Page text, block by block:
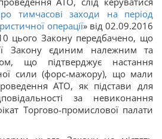
тимчасові заходи на період
операції» від 02.09.2016
цього Закону передбачено, що
Закону єдиним належним та
що підтверджує настання
сили (форс-мажору), що мали
АТО, як підстави для
за невиконання
Торгово-промислової палати